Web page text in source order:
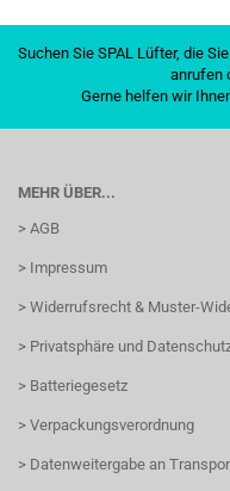
Suchen Sie SPAL Lüfter, die
anrufen
Gerne helfen wir
MEHR ÜBER...
> AGB
> Impressum
> Widerrufsrecht & Muster-
> Privatsphäre und
> Batteriegesetz
> Verpackungsverordnung
> Datenweitergabe an